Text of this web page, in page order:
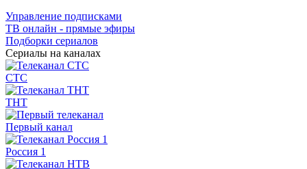
Управление подписками
ТВ онлайн - прямые эфиры
Подборки сериалов
Сериалы на каналах
СТС
ТНТ
Первый канал
Россия 1